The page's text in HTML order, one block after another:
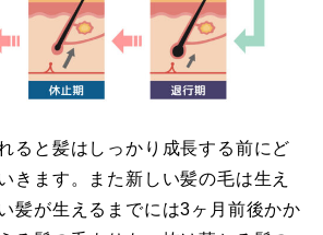
ると髪はしっかり成長する前にど
きます。また新しい髪の毛は生え
髪が生えるまでには3ヶ月前後かか